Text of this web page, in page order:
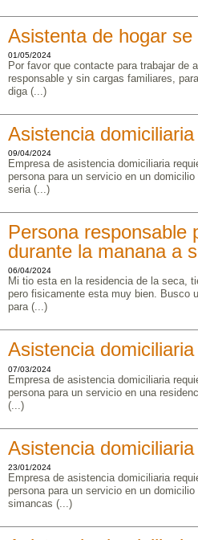
Asistenta de hogar se
01/05/2024
Por favor que contacte para trabajar de
responsable y sin cargas familiares,
diga (...)
Asistencia
09/04/2024
Empresa de asistencia domiciliaria
persona para un servicio en un
seria (...)
Persona responsable
durante la manana a
06/04/2024
Mi tio esta en la residencia de la seca,
pero fisicamente esta muy bien. Busco
para (...)
Asistencia
07/03/2024
Empresa de asistencia domiciliaria
persona para un servicio en una
(...)
Asistencia
23/01/2024
Empresa de asistencia domiciliaria
persona para un servicio en un
simancas (...)